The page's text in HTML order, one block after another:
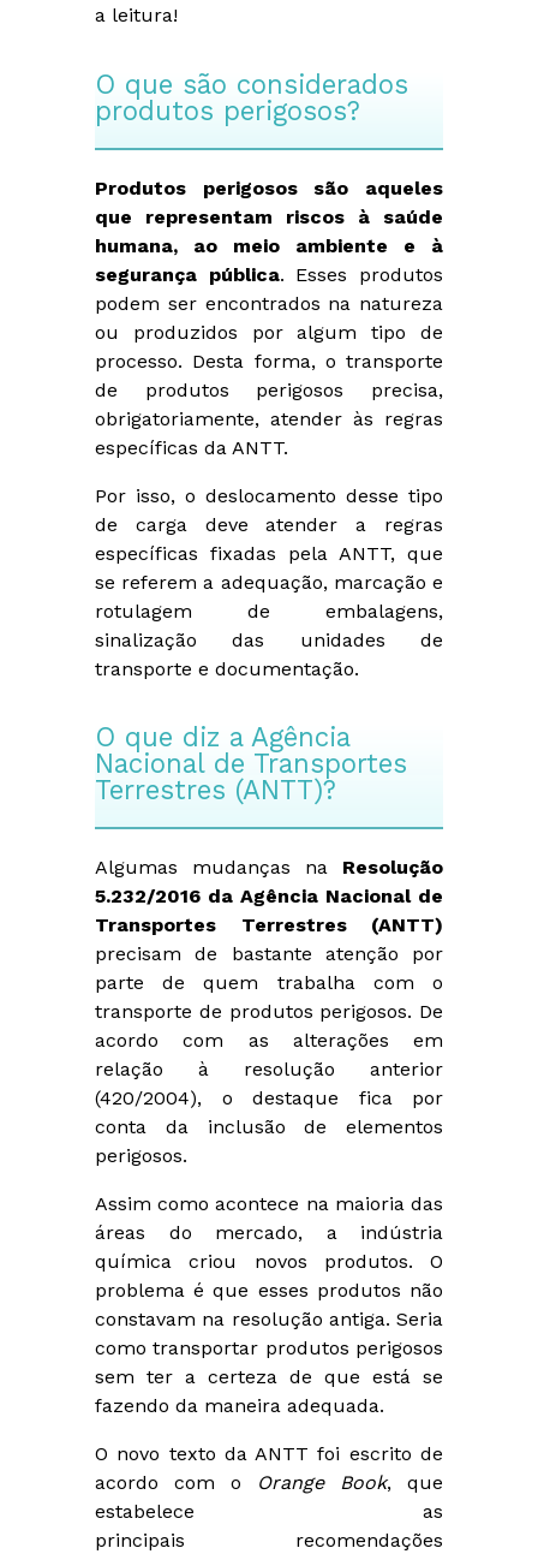
a leitura!
O que são considerados
produtos perigosos?
Produtos perigosos são aqueles
que representam riscos à saúde
humana, ao meio ambiente e à
segurança pública. Esses produtos
podem ser encontrados na natureza
ou produzidos por algum tipo de
processo. Desta forma, o transporte
de produtos perigosos precisa,
obrigatoriamente, atender às regras
específicas da ANTT.
Por isso, o deslocamento desse tipo
de carga deve atender a regras
específicas fixadas pela ANTT, que
se referem a adequação, marcação e
rotulagem de embalagens,
sinalização das unidades de
transporte e documentação.
O que diz a Agência
Nacional de Transportes
Terrestres (ANTT)?
Algumas mudanças na Resolução
5.232/2016 da Agência Nacional de
Transportes Terrestres (ANTT)
precisam de bastante atenção por
parte de quem trabalha com o
transporte de produtos perigosos. De
acordo com as alterações em
relação à resolução anterior
(420/2004), o destaque fica por
conta da inclusão de elementos
perigosos.
Assim como acontece na maioria das
áreas do mercado, a indústria
química criou novos produtos. O
problema é que esses produtos não
constavam na resolução antiga. Seria
como transportar produtos perigosos
sem ter a certeza de que está se
fazendo da maneira adequada.
O novo texto da ANTT foi escrito de
acordo com o
Orange Book, que
estabelece as
principais recomendações